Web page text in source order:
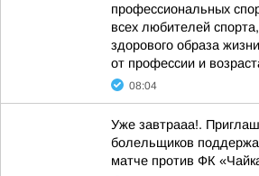
профессиональных
всех любителей
здорового образа
от профессии и
08:04
Уже завтрааа!.
болельщиков
матче против ФК